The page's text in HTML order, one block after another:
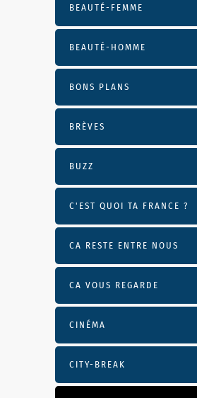
BEAUTÉ-FEMME
BEAUTÉ-HOMME
BONS PLANS
BRÈVES
BUZZ
C'EST QUOI TA FRANCE ?
CA RESTE ENTRE NOUS
CA VOUS REGARDE
CINÉMA
CITY-BREAK